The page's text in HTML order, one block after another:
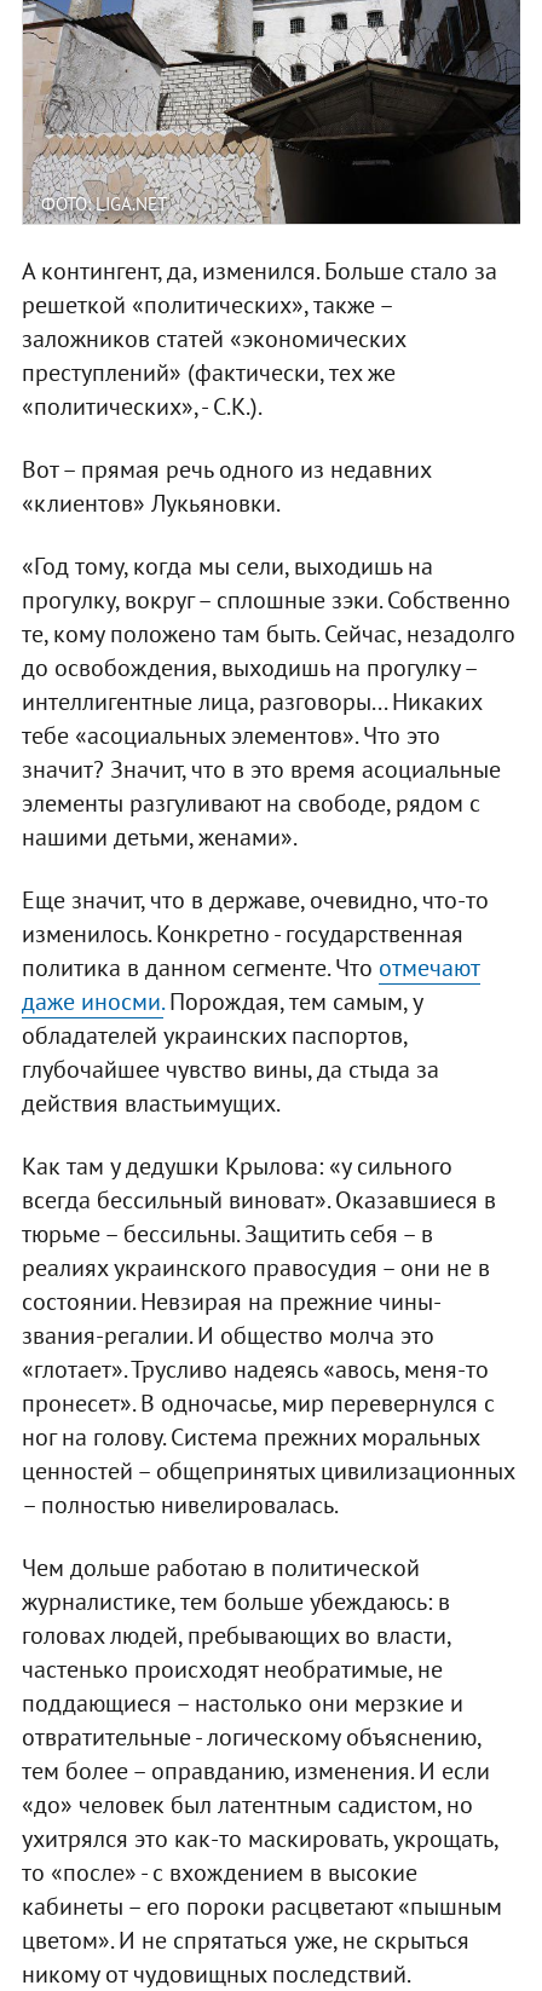
ФОТО: LIGA.NET
А контингент, да, изменился. Больше стало за
решеткой «политических», также –
заложников статей «экономических
преступлений» (фактически, тех же
«политических», - С.К.).
Вот – прямая речь одного из недавних
«клиентов» Лукьяновки.
«Год тому, когда мы сели, выходишь на
прогулку, вокруг – сплошные зэки. Собственно
те, кому положено там быть. Сейчас, незадолго
до освобождения, выходишь на прогулку –
интеллигентные лица, разговоры... Никаких
тебе «асоциальных элементов». Что это
значит? Значит, что в это время асоциальные
элементы разгуливают на свободе, рядом с
нашими детьми, женами».
Еще значит, что в державе, очевидно, что-то
изменилось. Конкретно - государственная
политика в данном сегменте. Что отмечают
даже иносми.Порождая, тем самым, у
обладателей украинских паспортов,
глубочайшее чувство вины, да стыда за
действия властьимущих.
Как там у дедушки Крылова: «у сильного
всегда бессильный виноват». Оказавшиеся в
тюрьме – бессильны. Защитить себя – в
реалиях украинского правосудия – они не в
состоянии. Невзирая на прежние чины-
звания-регалии. И общество молча это
«глотает». Трусливо надеясь «авось, меня-то
пронесет». В одночасье, мир перевернулся с
ног на голову. Система прежних моральных
ценностей – общепринятых цивилизационных
– полностью нивелировалась.
Чем дольше работаю в политической
журналистике, тем больше убеждаюсь: в
головах людей, пребывающих во власти,
частенько происходят необратимые, не
поддающиеся – настолько они мерзкие и
отвратительные - логическому объяснению,
тем более – оправданию, изменения. И если
«до» человек был латентным садистом, но
ухитрялся это как-то маскировать, укрощать,
то «после» - с вхождением в высокие
кабинеты – его пороки расцветают «пышным
цветом». И не спрятаться уже, не скрыться
никому от чудовищных последствий.